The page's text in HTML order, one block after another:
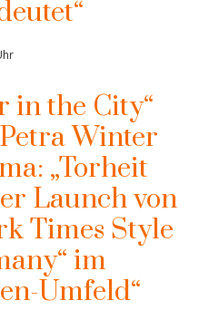
in the City“
Winter
„Torheit
Launch von
Times Style
im
Umfeld“